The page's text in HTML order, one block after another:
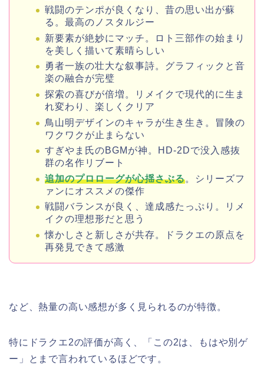
戦闘のテンポが良くなり、昔の思い出が蘇
る。最高のノスタルジー
新要素が絶妙にマッチ。ロト三部作の始まり
を美しく描いて素晴らしい
勇者一族の壮大な叙事詩。グラフィックと音
楽の融合が完璧
探索の喜びが倍増。リメイクで現代的に生ま
れ変わり、楽しくクリア
鳥山明デザインのキャラが生き生き。冒険の
ワクワクが止まらない
すぎやま氏のBGMが神。HD-2Dで没入感抜
群の名作リブート
追加のプロローグが心揺さぶる。シリーズフ
ァンにオススメの傑作
戦闘バランスが良く、達成感たっぷり。リメ
イクの理想形だと思う
懐かしさと新しさが共存。ドラクエの原点を
再発見できて感激
など、熱量の高い感想が多く見られるのが特徴。
特にドラクエ2の評価が高く、「この2は、もはや別ゲ
ー」とまで言われているほどです。